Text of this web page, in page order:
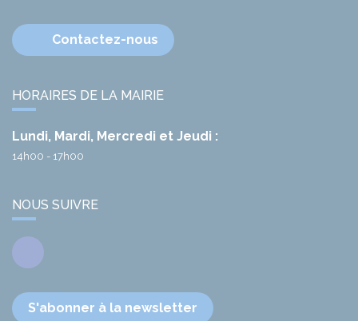
Contactez-nous
HORAIRES DE LA MAIRIE
Lundi, Mardi, Mercredi et Jeudi :
14h00 - 17h00
NOUS SUIVRE
Facebook
S'abonner à la newsletter